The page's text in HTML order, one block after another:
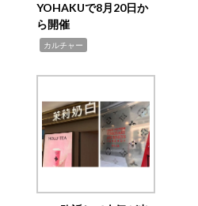
YOHAKUで8月20日か
ら開催
カルチャー